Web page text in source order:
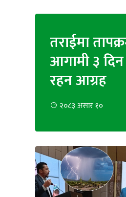
हाइड्रोजन
सम्पादकीय
तराईमा
आगामी ३
रहन आग्रह
२०८३ असार १०